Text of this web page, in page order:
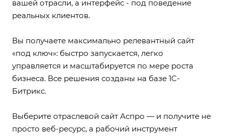
вашей отрасли, а интерфейс - под поведение
реальных клиентов.
Вы получаете максимально релевантный сайт
«под ключ»: быстро запускается, легко
управляется и масштабируется по мере роста
бизнеса. Все решения созданы на базе 1С-
Битрикс.
Выберите отраслевой сайт Аспро — и получите не
просто веб-ресурс, а рабочий инструмент